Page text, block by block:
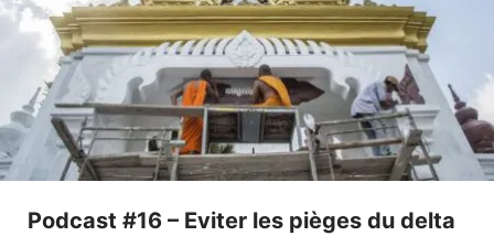
Podcast #16 – Eviter les pièges du delta